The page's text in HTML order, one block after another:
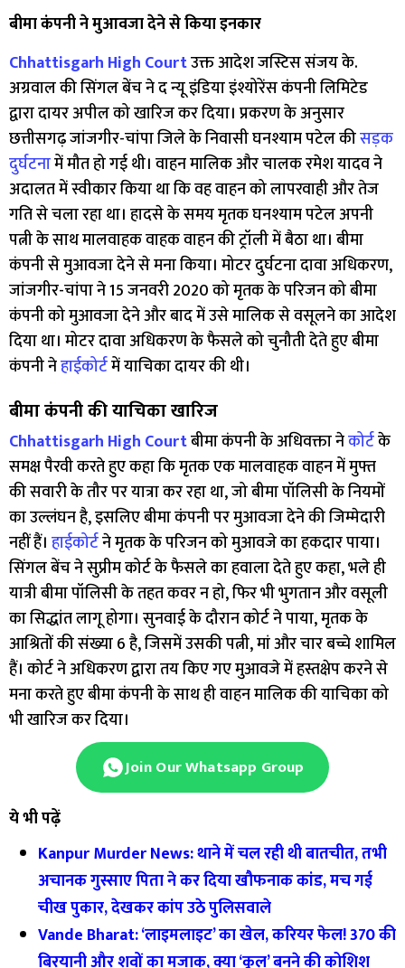
बीमा कंपनी ने मुआवजा देने से किया इनकार
Chhattisgarh High Courtउक्त आदेश जस्टिस संजय के.
अग्रवाल की सिंगल बेंच ने द न्यू इंडिया इंश्योरेंस कंपनी लिमिटेड
द्वारा दायर अपील को खारिज कर दिया। प्रकरण के अनुसार
छत्तीसगढ़ जांजगीर-चांपा जिले के निवासी घनश्याम पटेल कीसड़क
दुर्घटनामें मौत हो गई थी। वाहन मालिक और चालक रमेश यादव ने
अदालत में स्वीकार किया था कि वह वाहन को लापरवाही और तेज
गति से चला रहा था। हादसे के समय मृतक घनश्याम पटेल अपनी
पत्नी के साथ मालवाहक वाहक वाहन की ट्रॉली में बैठा था। बीमा
कंपनी से मुआवजा देने से मना किया। मोटर दुर्घटना दावा अधिकरण,
जांजगीर-चांपा ने 15 जनवरी 2020 को मृतक के परिजन को बीमा
कंपनी को मुआवजा देने और बाद में उसे मालिक से वसूलने का आदेश
दिया था। मोटर दावा अधिकरण के फैसले को चुनौती देते हुए बीमा
कंपनी नेहाईकोर्टमें याचिका दायर की थी।
बीमा कंपनी की याचिका खारिज
Chhattisgarh High Courtबीमा कंपनी के अधिवक्ता नेकोर्टके
समक्ष पैरवी करते हुए कहा कि मृतक एक मालवाहक वाहन में मुफ्त
की सवारी के तौर पर यात्रा कर रहा था, जो बीमा पॉलिसी के नियमों
का उल्लंघन है, इसलिए बीमा कंपनी पर मुआवजा देने की जिम्मेदारी
नहीं हैं। हाईकोर्टने मृतक के परिजन को मुआवजे का हकदार पाया।
सिंगल बेंच ने सुप्रीम कोर्ट के फैसले का हवाला देते हुए कहा, भले ही
यात्री बीमा पॉलिसी के तहत कवर न हो, फिर भी भुगतान और वसूली
का सिद्धांत लागू होगा। सुनवाई के दौरान कोर्ट ने पाया, मृतक के
आश्रितों की संख्या 6 है, जिसमें उसकी पत्नी, मां और चार बच्चे शामिल
हैं। कोर्ट ने अधिकरण द्वारा तय किए गए मुआवजे में हस्तक्षेप करने से
मना करते हुए बीमा कंपनी के साथ ही वाहन मालिक की याचिका को
भी खारिज कर दिया।
Join Our Whatsapp Group
ये भी पढ़ें
Kanpur Murder News: थाने में चल रही थी बातचीत, तभी
अचानक गुस्साए पिता ने कर दिया खौफनाक कांड, मच गई
चीख पुकार, देखकर कांप उठे पुलिसवाले
Vande Bharat: ‘लाइमलाइट’ का खेल, करियर फेल! 370 की
बिरयानी और शवों का मजाक, क्या ‘कूल’ बनने की कोशिश